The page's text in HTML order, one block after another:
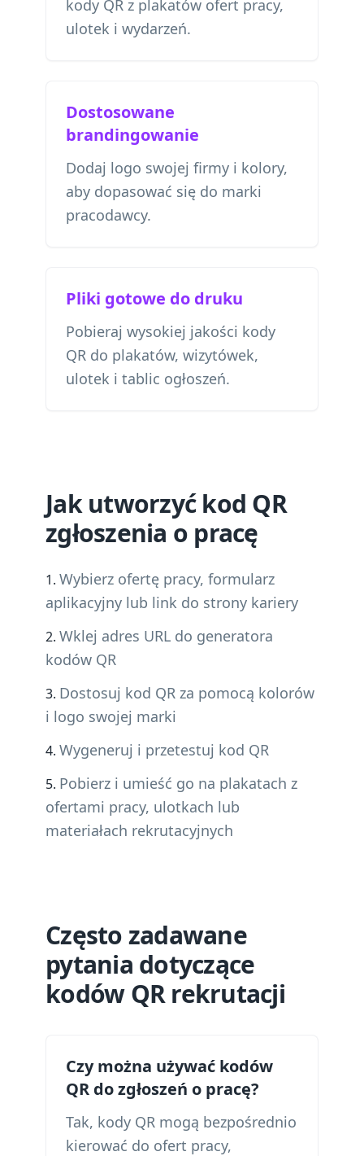
kody QR z plakatów ofert pracy,
ulotek i wydarzeń.
Dostosowane
brandingowanie
Dodaj logo swojej firmy i kolory,
aby dopasować się do marki
pracodawcy.
Pliki gotowe do druku
Pobieraj wysokiej jakości kody
QR do plakatów, wizytówek,
ulotek i tablic ogłoszeń.
Jak utworzyć kod QR
zgłoszenia o pracę
Wybierz ofertę pracy, formularz
aplikacyjny lub link do strony kariery
Wklej adres URL do generatora
kodów QR
Dostosuj kod QR za pomocą kolorów
i logo swojej marki
Wygeneruj i przetestuj kod QR
Pobierz i umieść go na plakatach z
ofertami pracy, ulotkach lub
materiałach rekrutacyjnych
Często zadawane
pytania dotyczące
kodów QR rekrutacji
Czy można używać kodów
QR do zgłoszeń o pracę?
Tak, kody QR mogą bezpośrednio
kierować do ofert pracy,